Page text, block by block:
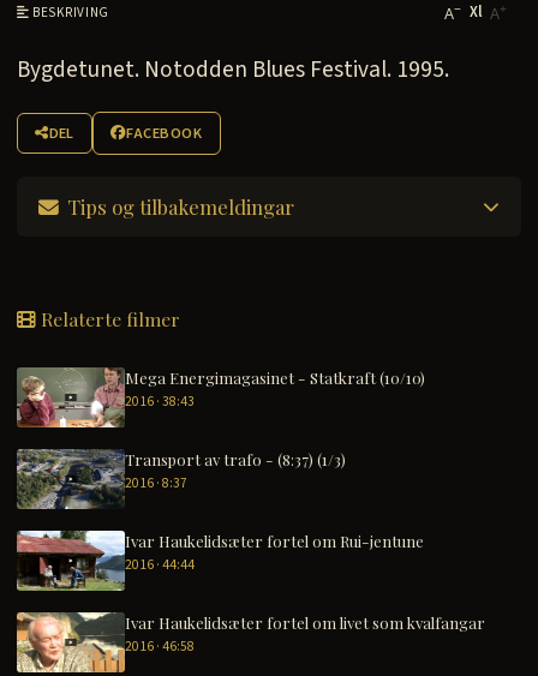
BESKRIVING A− Xl A+
Bygdetunet. Notodden Blues Festival. 1995.
DEL FACEBOOK
Tips og tilbakemeldingar
Relaterte filmer
Mega Energimagasinet - Statkraft (10/10)
2016 · 38:43
Transport av trafo - (8:37) (1/3)
2016 · 8:37
Ivar Haukelidsæter fortel om Rui-jentune
2016 · 44:44
Ivar Haukelidsæter fortel om livet som kvalfangar
2016 · 46:58